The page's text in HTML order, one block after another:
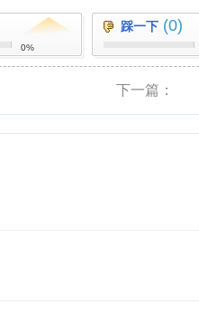
0%
踩一下 (0)
下一篇：